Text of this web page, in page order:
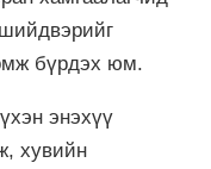
бүрдэх юм.
энэхүү
хувийн